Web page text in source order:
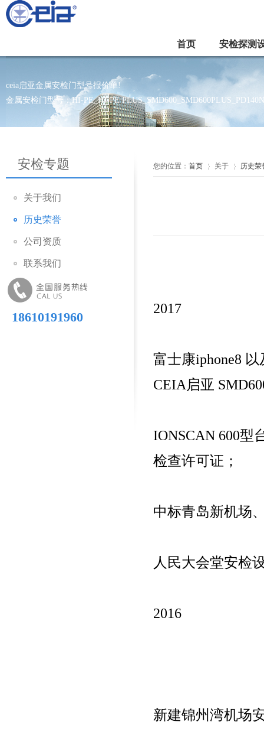
首页 安检探测
ceia启亚金属安检门型号报价单!
金属安检门型号：HI-PE_HI-PE
安检专题
关于我们
历史荣誉
公司资质
联系我们
18610191960
您的位置： 首页 关于 历史荣
2017
富士康iphone8
CEIA启亚
IONSCAN 600型
检查许可证；
中标青岛新机场
人民大会堂安检
2016
新建锦州湾机场